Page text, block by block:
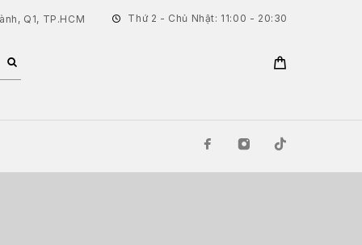
Q1, TP.HCM Thứ 2 - Chủ Nhật: 11:00 - 20:30